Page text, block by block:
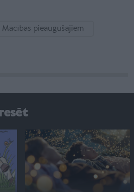
Mācības pieaugušajiem